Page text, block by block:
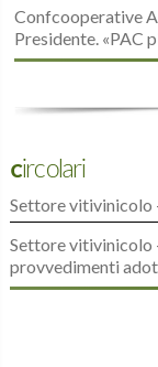
Confcooperative
Presidente. «PAC
Circolari
Settore vitivinicolo
Settore vitivinicolo
provvedimenti